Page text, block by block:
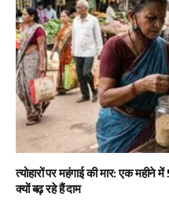
त्योहारों पर महंगाई की मार: एक
क्यों बढ़ रहे हैं दाम